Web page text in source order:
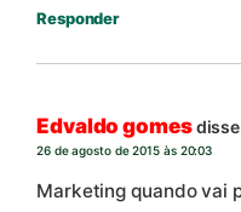
Responder
Edvaldo gomes
26 de agosto de 2015 às 20:03
Marketing quando vai